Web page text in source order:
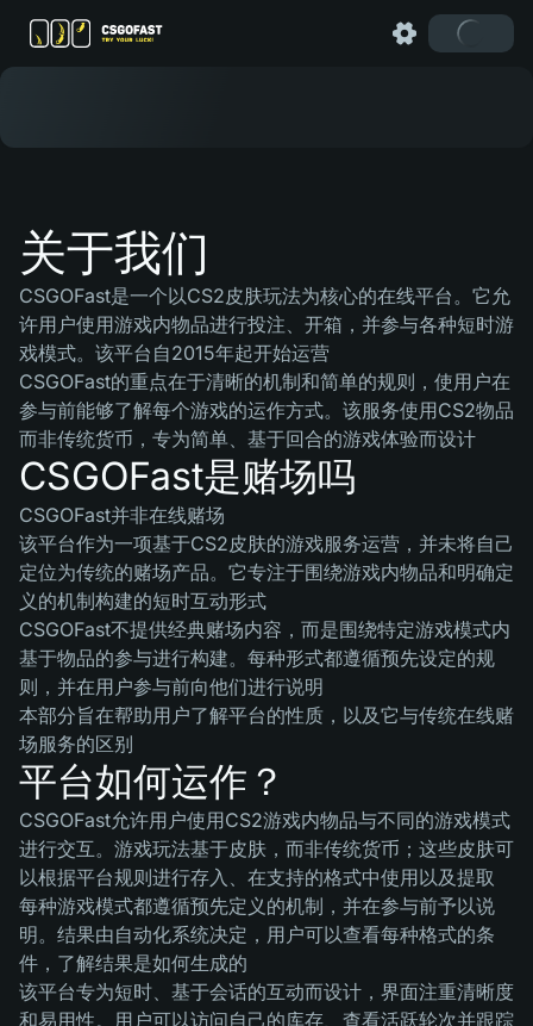
关于我们
CSGOFast是一个以CS2皮肤玩法为核心的在线平台。它允
许用户使用游戏内物品进行投注、开箱，并参与各种短时游
戏模式。该平台自2015年起开始运营
CSGOFast的重点在于清晰的机制和简单的规则，使用户在
参与前能够了解每个游戏的运作方式。该服务使用CS2物品
而非传统货币，专为简单、基于回合的游戏体验而设计
CSGOFast是赌场吗
CSGOFast并非在线赌场
该平台作为一项基于CS2皮肤的游戏服务运营，并未将自己
定位为传统的赌场产品。它专注于围绕游戏内物品和明确定
义的机制构建的短时互动形式
CSGOFast不提供经典赌场内容，而是围绕特定游戏模式内
基于物品的参与进行构建。每种形式都遵循预先设定的规
则，并在用户参与前向他们进行说明
本部分旨在帮助用户了解平台的性质，以及它与传统在线赌
场服务的区别
平台如何运作？
CSGOFast允许用户使用CS2游戏内物品与不同的游戏模式
进行交互。游戏玩法基于皮肤，而非传统货币；这些皮肤可
以根据平台规则进行存入、在支持的格式中使用以及提取
每种游戏模式都遵循预先定义的机制，并在参与前予以说
明。结果由自动化系统决定，用户可以查看每种格式的条
件，了解结果是如何生成的
该平台专为短时、基于会话的互动而设计，界面注重清晰度
和易用性。用户可以访问自己的库存、查看活跃轮次并跟踪